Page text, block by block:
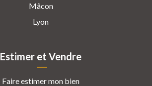
Mâcon
Lyon
Estimer et Vendre
Faire estimer mon bien